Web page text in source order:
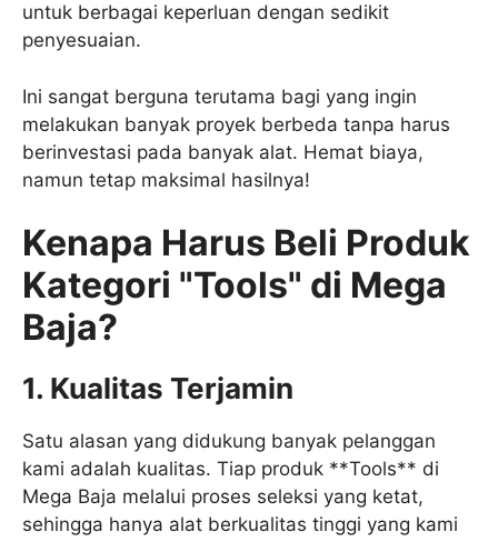
untuk berbagai keperluan dengan sedikit
penyesuaian.
Ini sangat berguna terutama bagi yang ingin
melakukan banyak proyek berbeda tanpa harus
berinvestasi pada banyak alat. Hemat biaya,
namun tetap maksimal hasilnya!
Kenapa Harus Beli Produk
Kategori "Tools" di Mega
Baja?
1. Kualitas Terjamin
Satu alasan yang didukung banyak pelanggan
kami adalah kualitas. Tiap produk **Tools** di
Mega Baja melalui proses seleksi yang ketat,
sehingga hanya alat berkualitas tinggi yang kami